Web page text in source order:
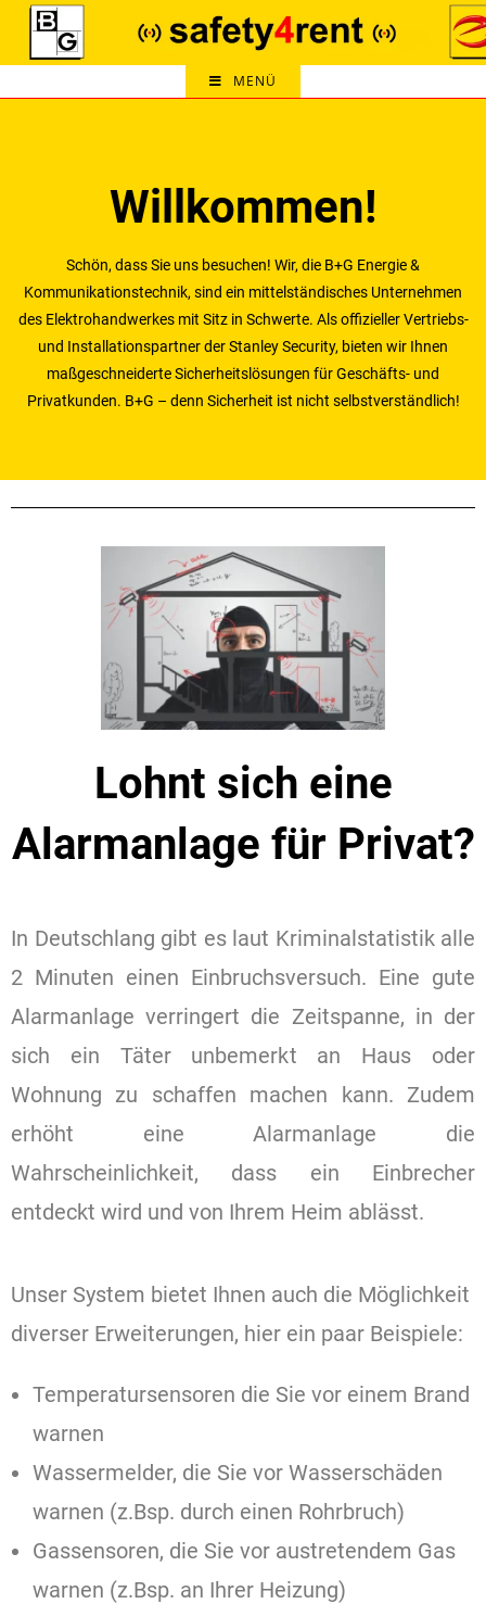
MENÜ
Willkommen!
Schön, dass Sie uns besuchen! Wir, die B+G Energie &
Kommunikationstechnik, sind ein mittelständisches Unternehmen
des Elektrohandwerkes mit Sitz in Schwerte. Als offizieller Vertriebs-
und Installationspartner der Stanley Security, bieten wir Ihnen
maßgeschneiderte Sicherheitslösungen für Geschäfts- und
Privatkunden. B+G – denn Sicherheit ist nicht selbstverständlich!
Lohnt sich eine
Alarmanlage für Privat?
In Deutschlang gibt es laut Kriminalstatistik alle
2 Minuten einen Einbruchsversuch. Eine gute
Alarmanlage verringert die Zeitspanne, in der
sich ein Täter unbemerkt an Haus oder
Wohnung zu schaffen machen kann. Zudem
erhöht eine Alarmanlage die
Wahrscheinlichkeit, dass ein Einbrecher
entdeckt wird und von Ihrem Heim ablässt.
Unser System bietet Ihnen auch die Möglichkeit
diverser Erweiterungen, hier ein paar Beispiele:
Temperatursensoren die Sie vor einem Brand
warnen
Wassermelder, die Sie vor Wasserschäden
warnen (z.Bsp. durch einen Rohrbruch)
Gassensoren, die Sie vor austretendem Gas
warnen (z.Bsp. an Ihrer Heizung)